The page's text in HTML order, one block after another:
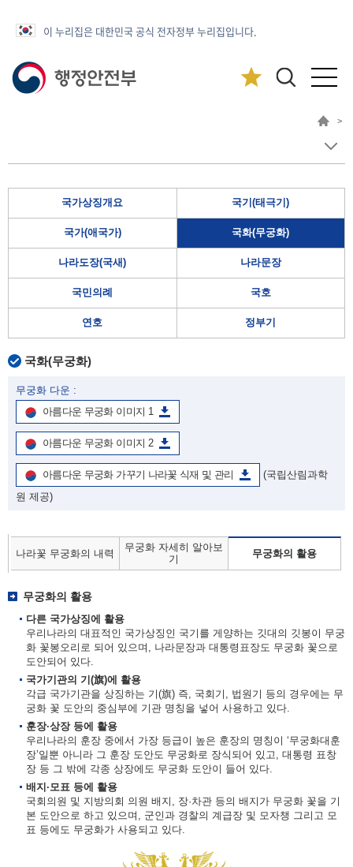
이 누리집은 대한민국 공식 전자정부 누리집입니다.
>
국가상징개요 국기(태극기)
국가(애국가) 국화(무궁화)
나라도장(국새) 나라문장
국민의례 국호
연호 정부기
국화(무궁화)
무궁화 다운 :
아름다운 무궁화 이미지 1
아름다운 무궁화 이미지 2
아름다운 무궁화 가꾸기 나라꽃 식재 및 관리
(국립산림과학
원 제공)
나라꽃 무궁화의 내력
무궁화 자세히 알아보
기
무궁화의 활용
무궁화의 활용
다른 국가상징에 활용
우리나라의 대표적인 국가상징인 국기를 게양하는 깃대의 깃봉이 무궁
화 꽃봉오리로 되어 있으며, 나라문장과 대통령표장도 무궁화 꽃으로
도안되어 있다.
국가기관의 기(旗)에 활용
각급 국가기관을 상징하는 기(旗) 즉, 국회기, 법원기 등의 경우에는 무
궁화 꽃 도안의 중심부에 기관 명칭을 넣어 사용하고 있다.
훈장·상장 등에 활용
우리나라의 훈장 중에서 가장 등급이 높은 훈장의 명칭이 ‘무궁화대훈
장’일뿐 아니라 그 훈장 도안도 무궁화로 장식되어 있고, 대통령 표창
장 등 그 밖에 각종 상장에도 무궁화 도안이 들어 있다.
배지·모표 등에 활용
국회의원 및 지방의회 의원 배지, 장·차관 등의 배지가 무궁화 꽃을 기
본 도안으로 하고 있으며, 군인과 경찰의 계급장 및 모자챙 그리고 모
표 등에도 무궁화가 사용되고 있다.